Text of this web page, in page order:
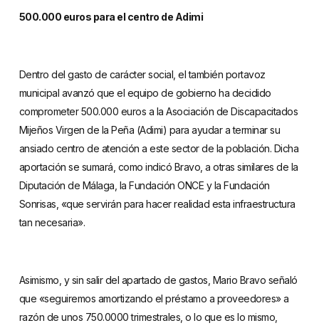
500.000 euros para el centro de Adimi
Dentro del gasto de carácter social, el también portavoz
municipal avanzó que el equipo de gobierno ha decidido
comprometer 500.000 euros a la Asociación de Discapacitados
Mijeños Virgen de la Peña (Adimi) para ayudar a terminar su
ansiado centro de atención a este sector de la población. Dicha
aportación se sumará, como indicó Bravo, a otras similares de la
Diputación de Málaga, la Fundación ONCE y la Fundación
Sonrisas, «que servirán para hacer realidad esta infraestructura
tan necesaria».
Asimismo, y sin salir del apartado de gastos, Mario Bravo señaló
que «seguiremos amortizando el préstamo a proveedores» a
razón de unos 750.0000 trimestrales, o lo que es lo mismo,